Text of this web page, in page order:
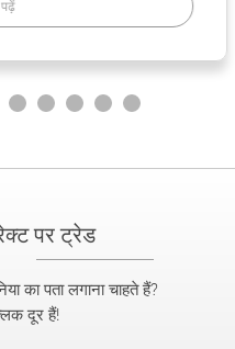
पर ट्रेड
का पता लगाना चाहते हैं?
दूर हैं!